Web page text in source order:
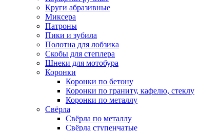
Круги абразивные
Миксера
Патроны
Пики и зубила
Полотна для лобзика
Скобы для степлера
Шнеки для мотобура
Коронки
Коронки по бетону
Коронки по граниту, кафелю, стеклу
Коронки по металлу
Свёрла
Свёрла по металлу
Свёрла ступенчатые